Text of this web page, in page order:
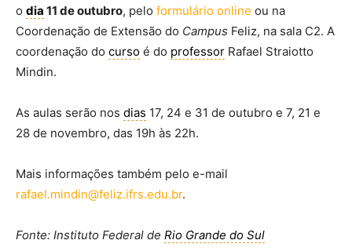
o dia 11 de outubro, pelo formulário online ou na
Coordenação de Extensão do Campus Feliz, na sala C2. A
coordenação do curso é do professor Rafael Straiotto
Mindin.
As aulas serão nos dias 17, 24 e 31 de outubro e 7, 21 e
28 de novembro, das 19h às 22h.
Mais informações também pelo e-mail
rafael.mindin@feliz.ifrs.edu.br.
Fonte: Instituto Federal de Rio Grande do Sul